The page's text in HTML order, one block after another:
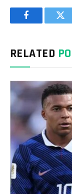
Facebook
RELATED